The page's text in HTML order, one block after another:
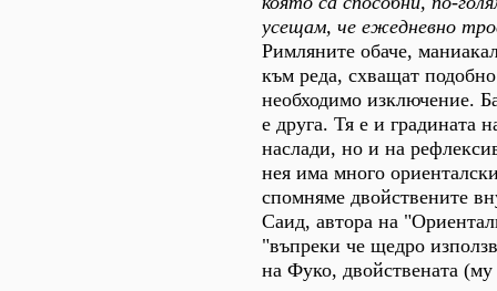
усещам, че ежедневно
Римляните обаче,
към реда, схващат
необходимо изключение.
е друга. Тя е и градината
наслади, но и на
нея има много
спомняме двойствените
Саид, автора на
"въпреки че щедро
на Фуко, двойствената